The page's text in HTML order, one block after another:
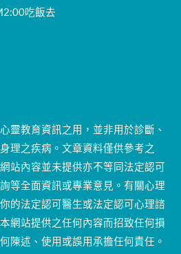
吃飯去
靈教育資訊之用，並非用於診斷、
理之疾病。文章資料僅供參考之
站內容並未提供亦不等同法定認可
等全面資訊或專業意見。有關心理
的法定認可醫生或法定認可心理諮
網站提供之任何內容而招致任何損
陳述、使用或誤用承擔任何責任。